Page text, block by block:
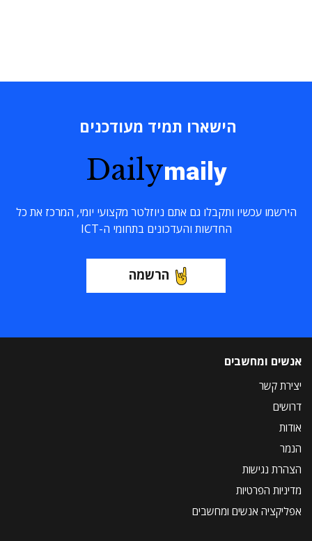
הישארו תמיד מעודכנים
Dailymaily
הירשמו עכשיו ותקבלו גם אתם ניוזלטר מקצועי יומי, המרכז את כל
החדשות והעדכונים בתחומי ה-ICT
הרשמה
אנשים ומחשבים
יצירת קשר
דרושים
אודות
הנמר
הצהרת נגישות
מדיניות הפרטיות
אפליקציה אנשים ומחשבים